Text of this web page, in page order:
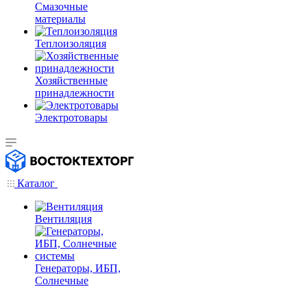
Смазочные
материалы
Теплоизоляция
Хозяйственные
принадлежности
Электротовары
Каталог
Вентиляция
Генераторы, ИБП,
Солнечные